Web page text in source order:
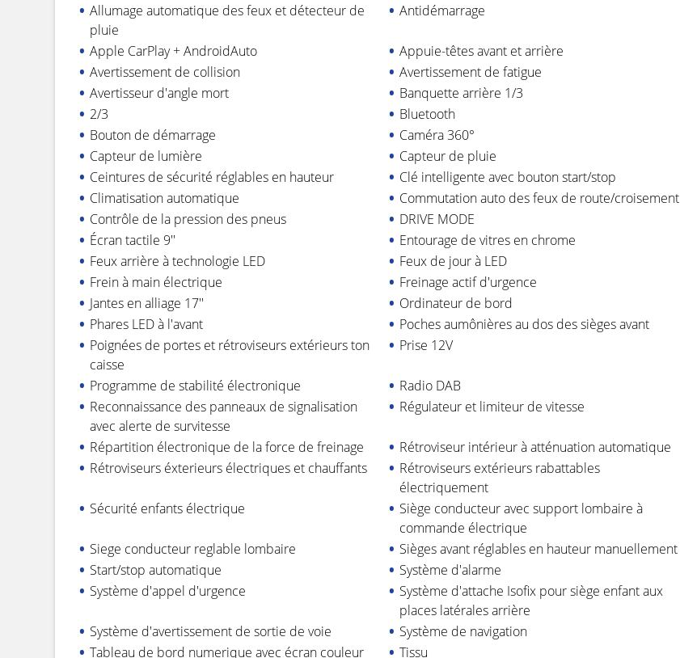
Allumage automatique des feux et détecteur de
pluie
Antidémarrage
Apple CarPlay + AndroidAuto
Appuie-têtes avant et arrière
Avertissement de collision
Avertissement de fatigue
Avertisseur d'angle mort
Banquette arrière 1/3
2/3
Bluetooth
Bouton de démarrage
Caméra 360°
Capteur de lumière
Capteur de pluie
Ceintures de sécurité réglables en hauteur
Clé intelligente avec bouton start/stop
Climatisation automatique
Commutation auto des feux de route/croisement
Contrôle de la pression des pneus
DRIVE MODE
Écran tactile 9''
Entourage de vitres en chrome
Feux arrière à technologie LED
Feux de jour à LED
Frein à main électrique
Freinage actif d'urgence
Jantes en alliage 17''
Ordinateur de bord
Phares LED à l'avant
Poches aumônières au dos des sièges avant
Poignées de portes et rétroviseurs extérieurs ton
caisse
Prise 12V
Programme de stabilité électronique
Radio DAB
Reconnaissance des panneaux de signalisation
avec alerte de survitesse
Régulateur et limiteur de vitesse
Répartition électronique de la force de freinage
Rétroviseur intérieur à atténuation automatique
Rétroviseurs éxterieurs électriques et chauffants
Rétroviseurs extérieurs rabattables
électriquement
Sécurité enfants électrique
Siège conducteur avec support lombaire à
commande électrique
Siege conducteur reglable lombaire
Sièges avant réglables en hauteur manuellement
Start/stop automatique
Système d'alarme
Système d'appel d'urgence
Système d'attache Isofix pour siège enfant aux
places latérales arrière
Système d'avertissement de sortie de voie
Système de navigation
Tableau de bord numerique avec écran couleur
Tissu